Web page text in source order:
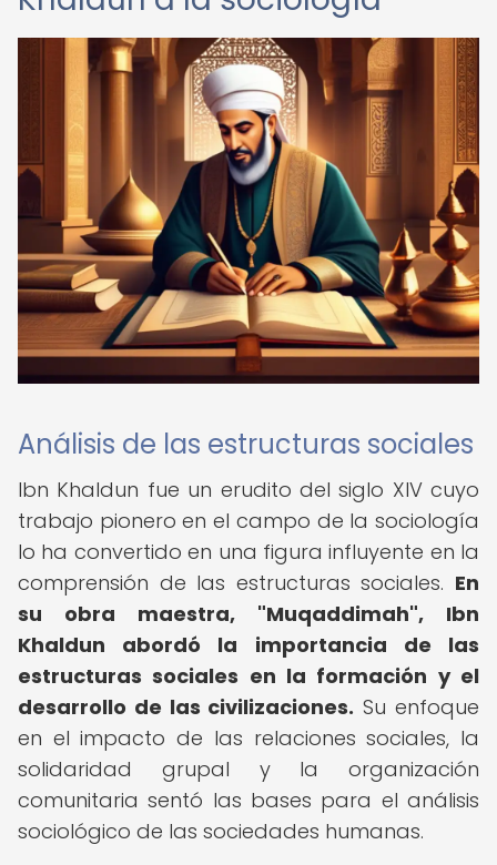
Análisis de las estructuras sociales
Ibn Khaldun fue un erudito del siglo XIV cuyo
trabajo pionero en el campo de la sociología
lo ha convertido en una figura influyente en la
comprensión de las estructuras sociales. En
su obra maestra, "Muqaddimah", Ibn
Khaldun abordó la importancia de las
estructuras sociales en la formación y el
desarrollo de las civilizaciones. Su enfoque
en el impacto de las relaciones sociales, la
solidaridad grupal y la organización
comunitaria sentó las bases para el análisis
sociológico de las sociedades humanas.